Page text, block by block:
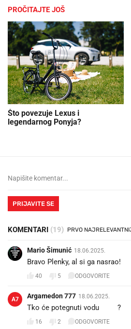
PROČITAJTE JOŠ
Što povezuje Lexus i
legendarnog Ponyja?
PRIJAVITE SE
KOMENTARI (19)
Mario Šimunić 18.06.2025.
Bravo Plenky, al si ga nasrao!
40 5 ODGOVORITE
A7 Argamedon 777 18.06.2025.
Tko će potegnuti vodu🚽🧻?
16 2 ODGOVORITE